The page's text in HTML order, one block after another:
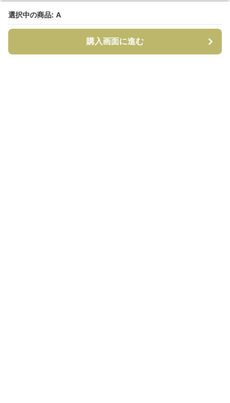
選択中の商品: A
購入画面に進む
選択中の商品: A
購入画面に進む